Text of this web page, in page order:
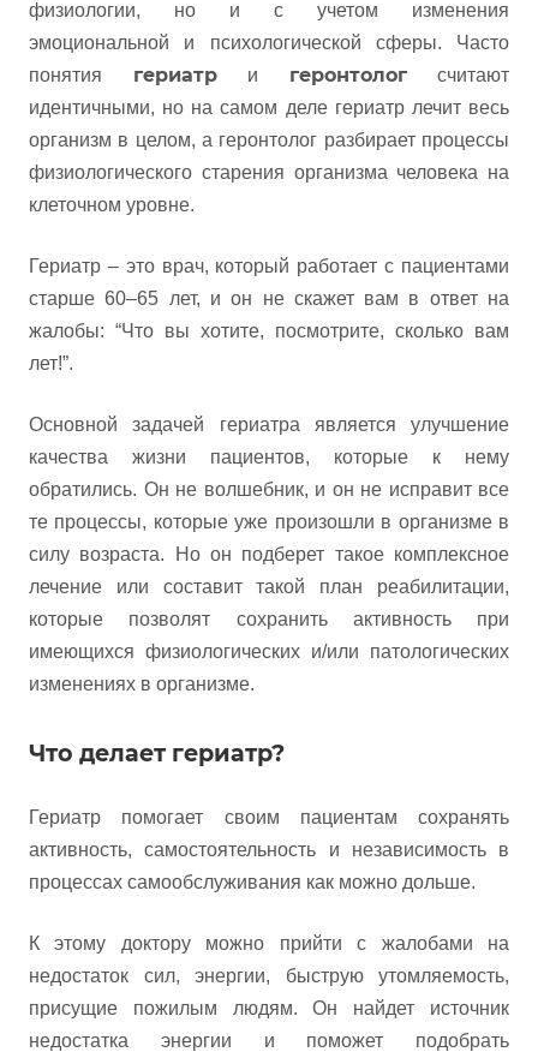
физиологии, но и с учетом изменения
эмоциональной и психологической сферы. Часто
понятия гериатри геронтологсчитают
идентичными, но на самом деле гериатр лечит весь
организм в целом, а геронтолог разбирает процессы
физиологического старения организма человека на
клеточном уровне.
Гериатр – это врач, который работает с пациентами
старше 60–65 лет, и он не скажет вам в ответ на
жалобы: “Что вы хотите, посмотрите, сколько вам
лет!”.
Основной задачей гериатра является улучшение
качества жизни пациентов, которые к нему
обратились. Он не волшебник, и он не исправит все
те процессы, которые уже произошли в организме в
силу возраста. Но он подберет такое комплексное
лечение или составит такой план реабилитации,
которые позволят сохранить активность при
имеющихся физиологических и/или патологических
изменениях в организме.
Что делает гериатр?
Гериатр помогает своим пациентам сохранять
активность, самостоятельность и независимость в
процессах самообслуживания как можно дольше.
К этому доктору можно прийти с жалобами на
недостаток сил, энергии, быструю утомляемость,
присущие пожилым людям. Он найдет источник
недостатка энергии и поможет подобрать